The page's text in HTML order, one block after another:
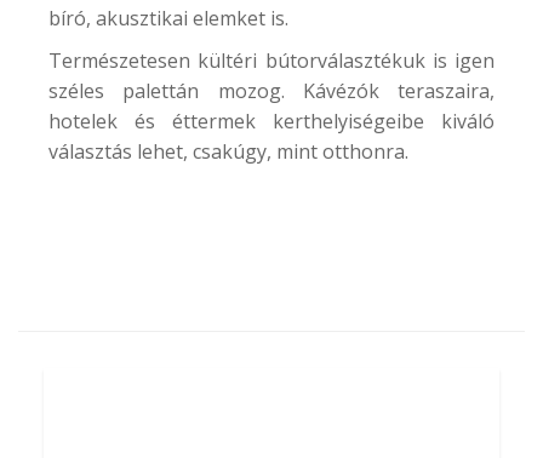
bíró, akusztikai elemket is.
Természetesen kültéri bútorválasztékuk is igen
széles palettán mozog. Kávézók teraszaira,
hotelek és éttermek kerthelyiségeibe kiváló
választás lehet, csakúgy, mint otthonra.